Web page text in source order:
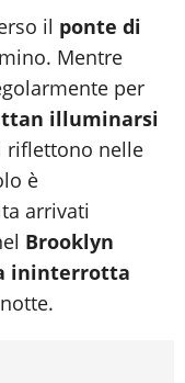
il ponte di
Mentre
per
illuminarsi
riflettono nelle
è
arrivati
Brooklyn
ininterrotta